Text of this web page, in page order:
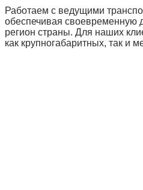
Работаем с ведущими
обеспечивая своевременную
регион страны. Для наших
как крупногабаритных, так и